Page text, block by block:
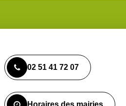
02 51 41 72 07
Horaires des mairies